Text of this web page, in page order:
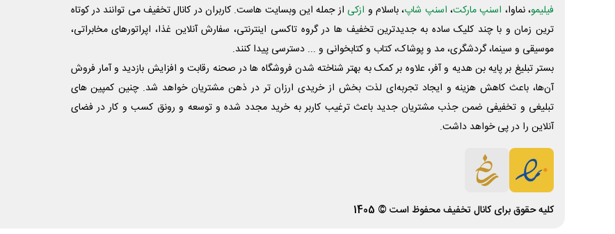
فیلیمو، نماوا، اسنپ مارکت، اسنپ شاپ، باسلام و ازکی از جمله این وبسایت ‌هاست. کاربران در کانال تخفیف می توانند در کوتاه
ترین زمان و با چند کلیک ساده به جدیدترین تخفیف ها در گروه تاکسی اینترنتی، سفارش آنلاین غذا، اپراتورهای مخابراتی،
موسیقی و سینما، گردشگری، مد و پوشاک، کتاب و کتابخوانی و ... دسترسی پیدا کنند.
بستر تبلیغ بر پایه بن هدیه و آفر، علاوه بر کمک به بهتر شناخته شدن فروشگاه ها در صحنه رقابت و افزایش بازدید و آمار فروش
آن‌ها، باعث کاهش هزینه و ایجاد تجربه‌ای لذت بخش از خریدی ارزان تر در ذهن مشتریان خواهد شد. چنین کمپین های
تبلیغی و تخفیفی ضمن جذب مشتریان جدید باعث ترغیب کاربر به خرید مجدد شده و توسعه و رونق کسب و کار در فضای
آنلاین را در پی خواهد داشت.
کلیه حقوق برای کانال تخفیفمحفوظ است © 1405